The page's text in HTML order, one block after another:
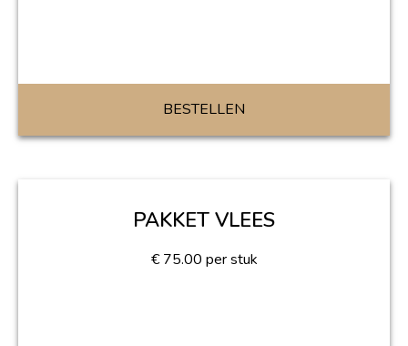
BESTELLEN
PAKKET VLEES
€ 75.00 per stuk